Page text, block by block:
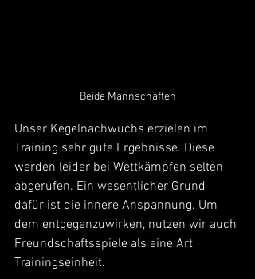
Beide Mannschaften
Unser Kegelnachwuchs erzielen im
Training sehr gute Ergebnisse. Diese
werden leider bei Wettkämpfen selten
abgerufen. Ein wesentlicher Grund
dafür ist die innere Anspannung. Um
dem entgegenzuwirken, nutzen wir auch
Freundschaftsspiele als eine Art
Trainingseinheit.